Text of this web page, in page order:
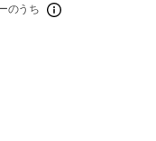
のうち